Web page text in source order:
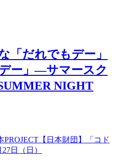
「だれでもデー」
ー」―サマースク
NIGHT